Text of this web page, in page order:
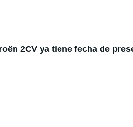
2CV ya tiene fecha de